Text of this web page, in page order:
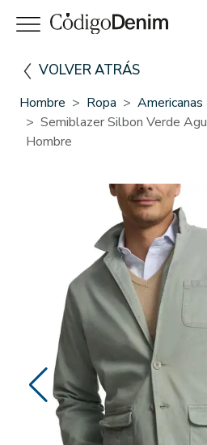
VOLVER ATRÁS
Hombre Ropa
Americanas
Semiblazer Silbon Verde
Hombre